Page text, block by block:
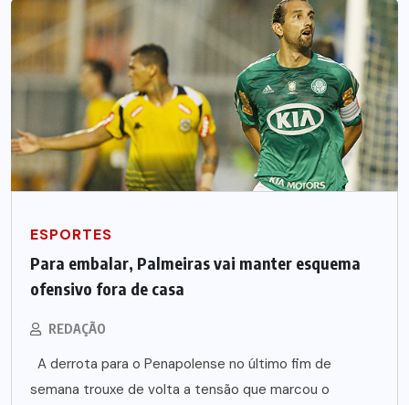
ESPORTES
Para embalar, Palmeiras vai manter esquema
ofensivo fora de casa
REDAÇÃO
A derrota para o Penapolense no último fim de
semana trouxe de volta a tensão que marcou o